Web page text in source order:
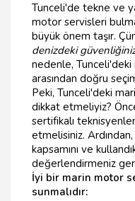
Tunceli'de tekne ve
motor servisleri
büyük önem taşır.
denizdeki
nedenle,
arasından doğru
Peki, Tunceli'deki
dikkat etmeliyiz?
sertifikalı
etmelisiniz.
kapsamını ve
değerlendirmeniz
İyi bir marin motor
sunmalıdır: